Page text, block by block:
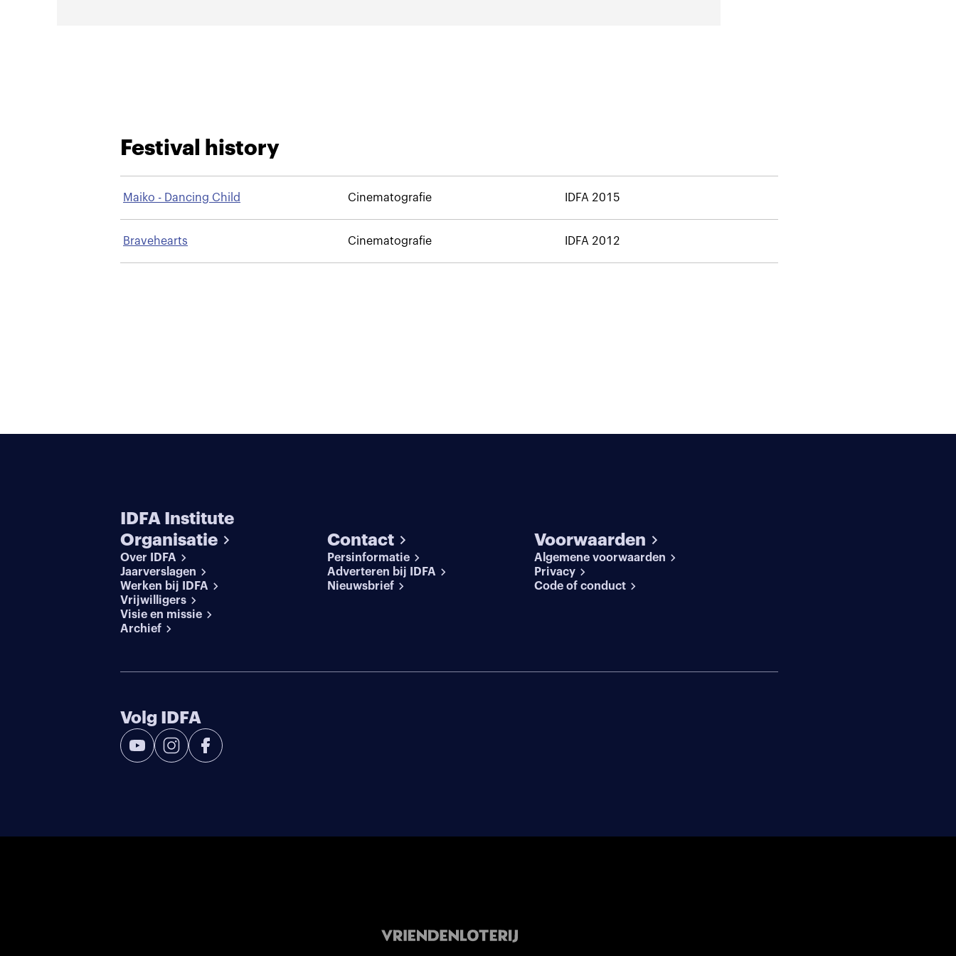
Festival history
Maiko - Dancing Child Cinematografie IDFA 2015
Bravehearts Cinematografie IDFA 2012
IDFA Institute
Organisatie
Over IDFA
Jaarverslagen
Werken bij IDFA
Vrijwilligers
Visie en missie
Archief
Contact
Persinformatie
Adverteren bij IDFA
Nieuwsbrief
Voorwaarden
Algemene voorwaarden
Privacy
Code of conduct
Volg IDFA